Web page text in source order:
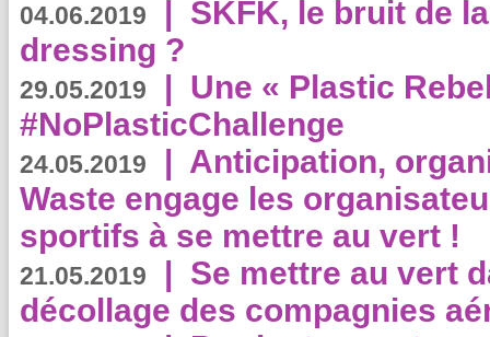
04.06.2019 | SKFK, le bruit de
dressing ?
29.05.2019 | Une « Plastic
#NoPlasticChallenge
24.05.2019 | Anticipation,
Waste engage les
sportifs à se mettre au vert !
21.05.2019 | Se mettre au vert
décollage des compagnies